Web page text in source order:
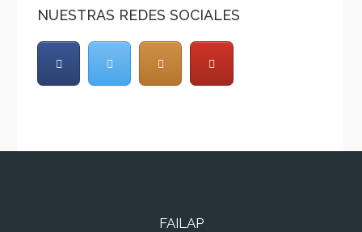
NUESTRAS REDES SOCIALES
FAILAP